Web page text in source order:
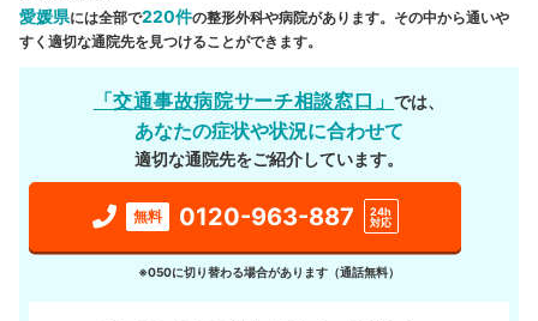
愛媛県には全部で220件の整形外科や病院があります。その中から通いや
すく適切な通院先を見つけることができます。
「交通事故病院サーチ相談窓口」では、
あなたの症状や状況に合わせて
適切な通院先をご紹介しています。
無料 0120-963-887
24h
対応
※050に切り替わる場合があります（通話無料）